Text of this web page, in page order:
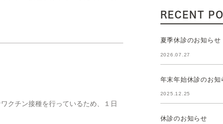
クチン接種を行っているため、１日
RECENT
夏季休診のお知らせ
2026.07.27
年末年始休診のお知
2025.12.25
休診のお知らせ